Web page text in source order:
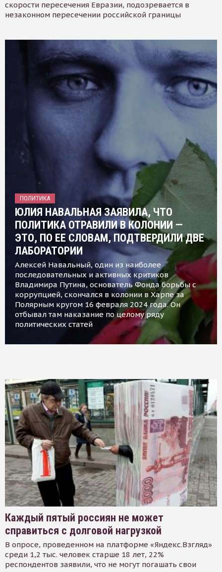
скорости пересечения Евразии, подозревается в
незаконном пересечении российской границы
ПОЛИТИКА
ЮЛИЯ НАВАЛЬНАЯ ЗАЯВИЛА, ЧТО
ПОЛИТИКА ОТРАВИЛИ В КОЛОНИИ —
ЭТО, ПО ЕЕ СЛОВАМ, ПОДТВЕРДИЛИ ДВЕ
ЛАБОРАТОРИИ
Алексей Навальный, один из наиболее
последовательных и активных критиков
Владимира Путина, основатель Фонда борьбы с
коррупцией, скончался в колонии в Харпе за
Полярным кругом 16 февраля 2024 года. Он
отбывал там наказание по целому ряду
политических статей
Каждый пятый россиян не может
справиться с долговой нагрузкой
В опросе, проведенном на платформе «Яндекс.Взгляд»
среди 1,2 тыс. человек старше 18 лет, 22%
респондентов заявили, что не могут погашать свои